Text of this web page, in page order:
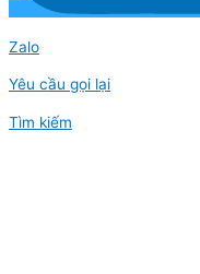
Zalo
Yêu cầu gọi lại
Tìm kiếm